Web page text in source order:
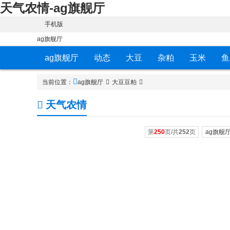
天气农情-ag旗舰厅
手机版
ag旗舰厅
ag旗舰厅 动态 大豆 杂粕 玉米
当前位置： ag旗舰厅 大豆豆粕
天气农情
第250页/共252页 ag旗舰